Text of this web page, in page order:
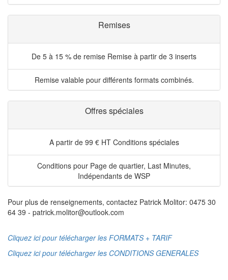
Remises
De 5 à 15 % de remise Remise à partir de 3 inserts
Remise valable pour différents formats combinés.
Offres spéciales
A partir de 99 € HT Conditions spéciales
Conditions pour Page de quartier, Last Minutes,
Indépendants de WSP
Pour plus de renseignements, contactez Patrick Molitor: 0475 30
64 39 - patrick.molitor@outlook.com
Cliquez ici pour télécharger les FORMATS + TARIF
Cliquez ici pour télécharger les CONDITIONS GENERALES